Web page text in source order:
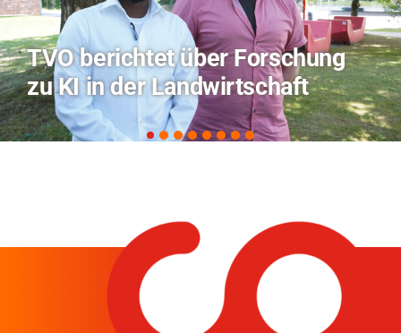
Hitze-Aktionstag: Hochschule
Coburg im Radio Bamberg